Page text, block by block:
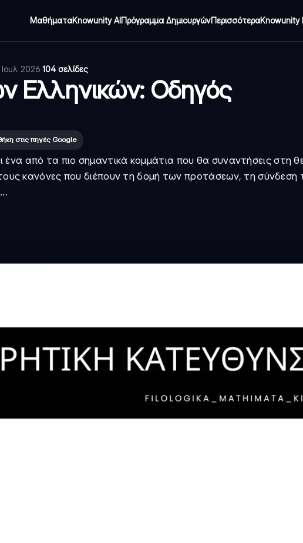
ΜαθήματαKnowunity AIΠρόγραμμα ΔημιουργώνΠερισσότεραKnowunity
2026·104 σελίδες
Ελληνικών: Οδηγός
στις πηγές Google
ένα από τα πιο σημαντικά κομμάτια που θα συναντήσεις στη
κανόνες που διέπουν τη δομή των προτάσεων, τη σύνδεση